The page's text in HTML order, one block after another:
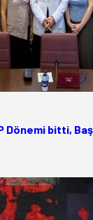
Dönemi bitti,